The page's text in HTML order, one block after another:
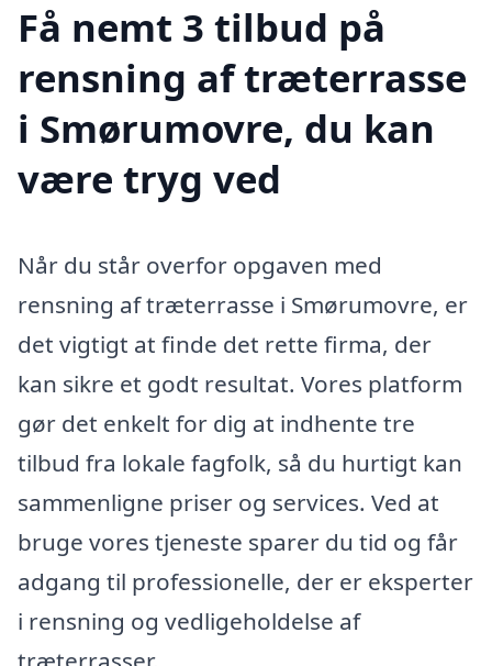
Få nemt 3 tilbud på
rensning af træterrasse
i Smørumovre, du kan
være tryg ved
Når du står overfor opgaven med
rensning af træterrasse i Smørumovre, er
det vigtigt at finde det rette firma, der
kan sikre et godt resultat. Vores platform
gør det enkelt for dig at indhente tre
tilbud fra lokale fagfolk, så du hurtigt kan
sammenligne priser og services. Ved at
bruge vores tjeneste sparer du tid og får
adgang til professionelle, der er eksperter
i rensning og vedligeholdelse af